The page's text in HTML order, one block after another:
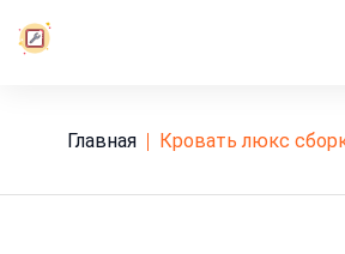
Главная кровать люкс